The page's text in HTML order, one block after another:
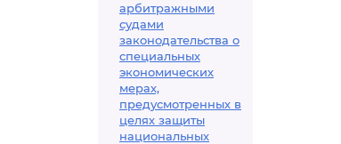
арбитражными
судами
законодательства о
специальных
экономических
мерах,
предусмотренных в
целях защиты
национальных